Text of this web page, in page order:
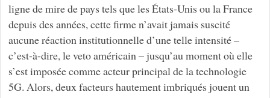
ligne de mire de pays tels que les États-Unis ou la France
depuis des années, cette firme n’avait jamais suscité
aucune réaction institutionnelle d’une telle intensité –
c’est-à-dire, le veto américain – jusqu’au moment où elle
s’est imposée comme acteur principal de la technologie
5G. Alors, deux facteurs hautement imbriqués jouent un